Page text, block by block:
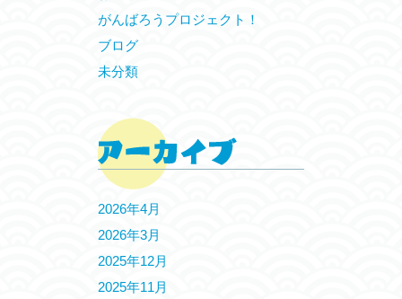
がんばろうプロジェクト！
ブログ
未分類
2026年4月
2026年3月
2025年12月
2025年11月